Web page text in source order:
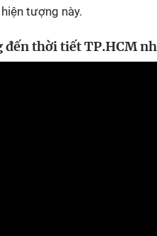
tượng này.
đến thời tiết TP.HCM